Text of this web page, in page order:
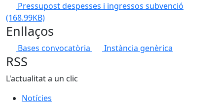
Pressupost despesses i ingressos subvenció
(168.99KB)
Enllaços
Bases convocatòria Instància genèrica
RSS
L'actualitat a un clic
Notícies